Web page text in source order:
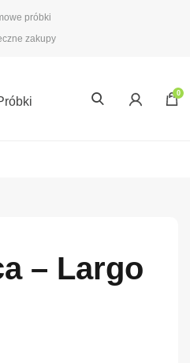
próbki
zakupy
0
– Largo